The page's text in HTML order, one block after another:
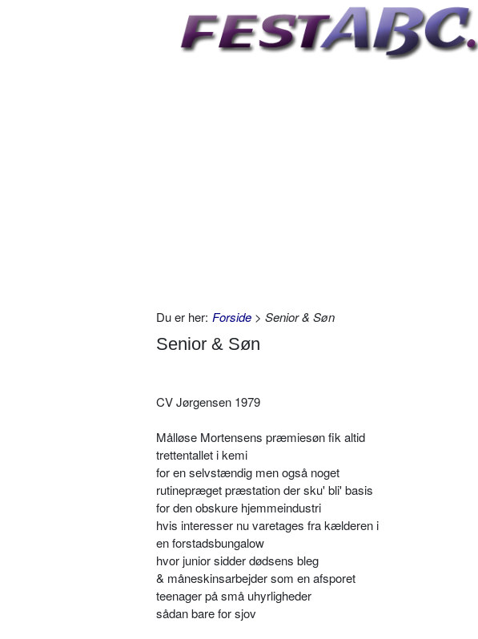
Du er her: Forside > Senior & Søn
Senior & Søn
CV Jørgensen 1979
Målløse Mortensens præmiesøn fik altid
trettentallet i kemi
for en selvstændig men også noget
rutinepræget præstation der sku' bli' basis
for den obskure hjemmeindustri
hvis interesser nu varetages fra kælderen i
en forstadsbungalow
hvor junior sidder dødsens bleg
& måneskinsarbejder som en afsporet
teenager på små uhyrligheder
sådan bare for sjov